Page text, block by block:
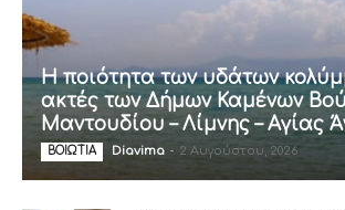
Η ποιότητα των υδάτων
ακτές των Δήμων Καμένων
Μαντουδίου – Λίμνης – Αγίας
ΒΟΙΩΤΙΑ Diavima - 2 Αυγούστου, 2026